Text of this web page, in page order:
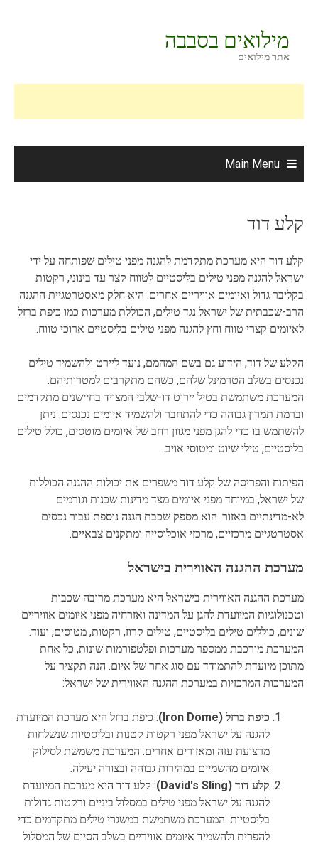
contentמילואים בסבבה
אתר מילואים
Main Menu
קלע דוד
קלע דוד היא מערכת מתקדמת להגנה מפני טילים שפותחה על ידי
ישראל להגנה מפני טילים בליסטיים לטווח קצר עד בינוני, רקטות
בקליבר גדול ואיומים אוויריים אחרים. היא חלק מאסטרטגיית ההגנה
הרב-שכבתית של ישראל נגד טילים, הכוללת מערכות כמו כיפת ברזל
לאיומים קצרי טווח וחץ להגנה מפני טילים בליסטיים ארוכי טווח.
הקלע של דוד, הידוע גם בשם המהמם, נועד ליירט ולהשמיד טילים
נכנסים בשלב הטרמינל שלהם, כשהם מתקרבים למטרותיהם.
המערכת משתמשת בטיל יירוט דו-שלבי המצויד בחיישנים מתקדמים
וברמת תמרון גבוהה כדי להתחבר ולהשמיד איומים נכנסים. ניתן
להשתמש בו כדי להגן מפני מגוון רחב של איומים מוטסים, כולל טילים
בליסטיים, טילי שיוט ומטוסי אויב.
הפיתוח והפריסה של קלע דוד משפרים את יכולות ההגנה הכוללות
של ישראל, במיוחד מפני איומים מצד מדינות שכנות וגורמים
לא-מדינתיים באזור. הוא מספק שכבת הגנה נוספת עבור נכסים
אסטרטגיים מרכזיים, מרכזי אוכלוסייה ומתקנים צבאיים.
מערכת ההגנה האווירית בישראל
מערכת ההגנה האווירית בישראל היא מערכת מרובה שכבות
וטכנולוגיות המיועדת להגן על המדינה ואזרחיה מפני איומים אוויריים
שונים, כוללים טילים בליסטיים, טילים קרוז, רקטות, מטוסים, ועוד.
המערכת מורכבת ממספר מערכות ופלטפורמות שונות, כל אחת
מתוכן מיועדת להתמודד עם סוג אחר של איום. הנה תקציר על
המערכות המרכזיות במערכת ההגנה האווירית של ישראל:
כיפת ברזל (Iron Dome)
: כיפת ברזל היא מערכת המיועדת
להגנה על ישראל מפני רקטות קטנות ובליסטיות שנשלחות
מרצועת עזה ומאזורים אחרים. המערכת משמשת לסילוק
איומים מהשמיים במהירות גבוהה ובצורה יעילה.
קלע דוד (David's Sling)
: קלע דוד היא מערכת המיועדת
להגנה על ישראל מפני טילים במסלול ביניים ורקטות גדולות
בליסטיות. המערכת משתמשת במשגרי טילים מתקדמים כדי
להפרית ולהשמיד איומים אוויריים בשלב הסיום של המסלול